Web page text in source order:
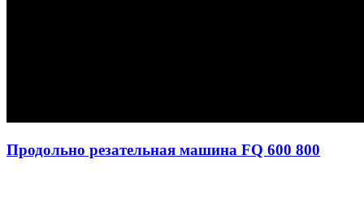
Продольно резательная машина FQ 600 800